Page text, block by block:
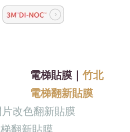
電梯貼膜｜ 竹北
電梯翻新貼膜
改色翻新貼膜
翻新貼膜